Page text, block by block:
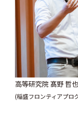
高等研究院 髙野
(稲盛フロンティアプロ